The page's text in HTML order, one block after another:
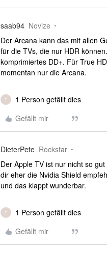
saab94 Novize
Der Arcana kann das mit allen
für die TVs, die nur HDR
komprimiertes DD+. Für True
momentan nur die Arcana.
T
1 Person gefällt dies
Gefällt mir
DieterPete Rockstar
Der Apple TV ist nur nicht so
dir eher die Nvidia Shield
und das klappt wunderbar.
T
1 Person gefällt dies
Gefällt mir